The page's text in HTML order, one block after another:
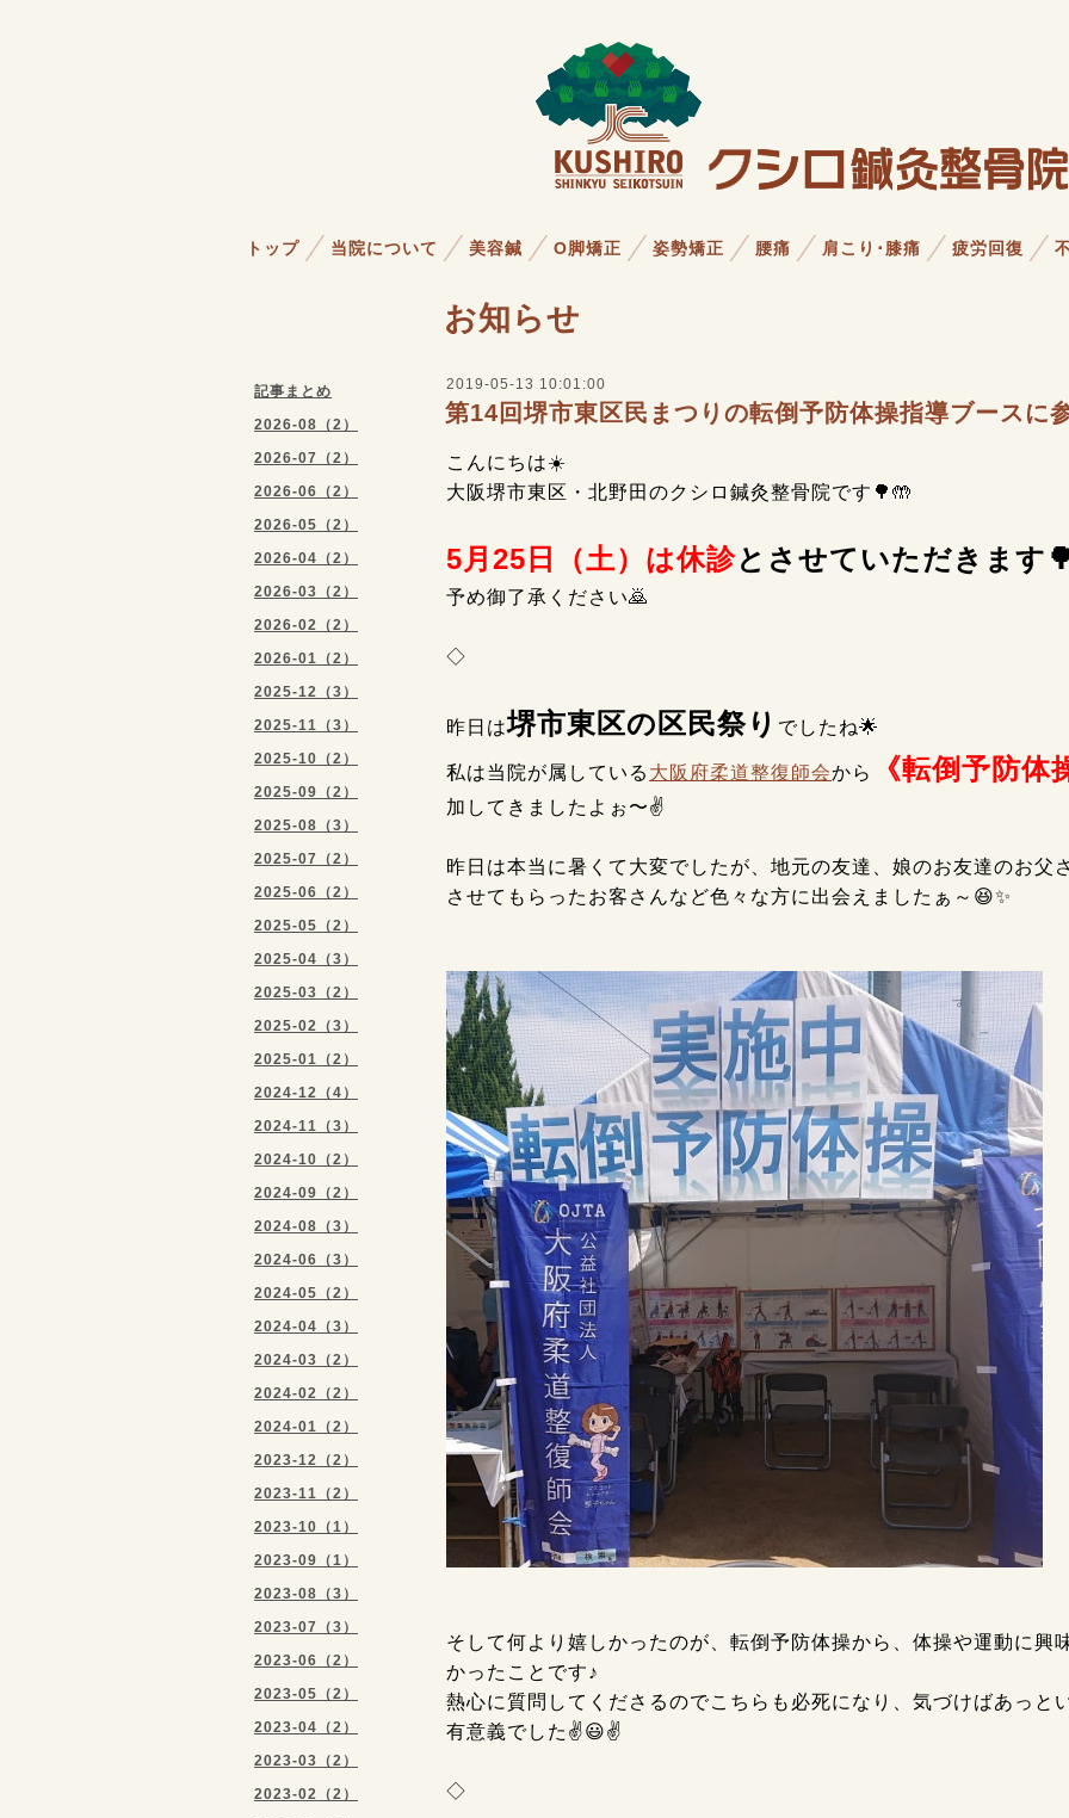
トップ 当院について 美容鍼 O脚矯正 姿勢矯正 腰痛 肩こり･膝痛 疲労回復
記事まとめ
2026-08（2）
2026-07（2）
2026-06（2）
2026-05（2）
2026-04（2）
2026-03（2）
2026-02（2）
2026-01（2）
2025-12（3）
2025-11（3）
2025-10（2）
2025-09（2）
2025-08（3）
2025-07（2）
2025-06（2）
2025-05（2）
2025-04（3）
2025-03（2）
2025-02（3）
2025-01（2）
2024-12（4）
2024-11（3）
2024-10（2）
2024-09（2）
2024-08（3）
2024-06（3）
2024-05（2）
2024-04（3）
2024-03（2）
2024-02（2）
2024-01（2）
2023-12（2）
2023-11（2）
2023-10（1）
2023-09（1）
2023-08（3）
2023-07（3）
2023-06（2）
2023-05（2）
2023-04（2）
2023-03（2）
2023-02（2）
お知らせ
2019-05-13 10:01:00
第14回堺市東区民まつりの転倒予防体操指導ブースに
こんにちは☀️
大阪堺市東区・北野田のクシロ鍼灸整骨院です🌳🤲
5月25日（土）は休診とさせていただきます
予め御了承ください🙇
◇
昨日は堺市東区の区民祭り でしたね🌟
私は当院が属している 大阪府柔道整復師会から 《転倒予防体
加してきましたよぉ〜✌️
昨日は本当に暑くて大変でしたが、地元の友達、娘のお友達のお父
させてもらったお客さんなど色々な方に出会えましたぁ～😆✨
そして何より嬉しかったのが、転倒予防体操から、体操や運動に興
かったことです♪
熱心に質問してくださるのでこちらも必死になり、気づけばあっと
有意義でした✌️😃✌️
◇